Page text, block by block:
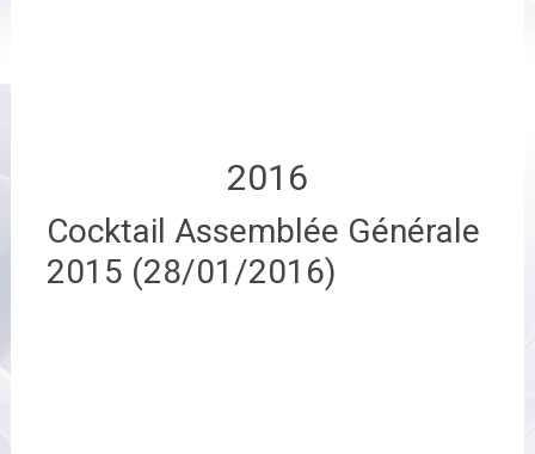
2016
Cocktail Assemblée Générale
2015 (28/01/2016)